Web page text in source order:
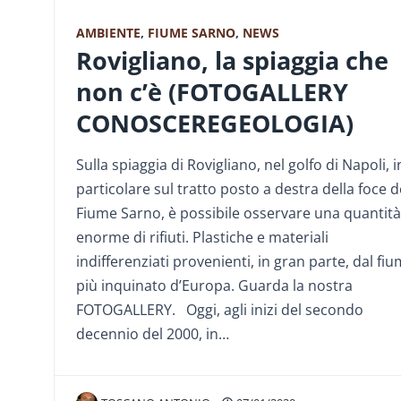
AMBIENTE, FIUME SARNO, NEWS
Rovigliano, la spiaggia che
non c’è (FOTOGALLERY
CONOSCEREGEOLOGIA)
Sulla spiaggia di Rovigliano, nel golfo di Napoli,
particolare sul tratto posto a destra della foce
Fiume Sarno, è possibile osservare una quantità
enorme di rifiuti. Plastiche e materiali
indifferenziati provenienti, in gran parte, dal
più inquinato d’Europa. Guarda la nostra
FOTOGALLERY. Oggi, agli inizi del secondo
decennio del 2000, in…